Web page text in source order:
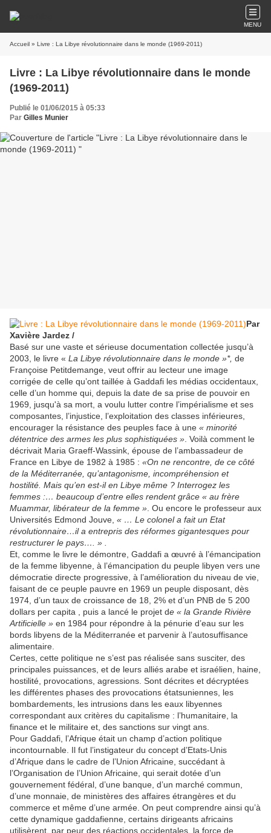
MENU
Accueil » Livre : La Libye révolutionnaire dans le monde (1969-2011)
Livre : La Libye révolutionnaire dans le monde
(1969-2011)
Publié le 01/06/2015 à 05:33
Par Gilles Munier
Par
Xavière Jardez /
Basé sur une vaste et sérieuse documentation collectée jusqu’à
2003, le livre « La Libye révolutionnaire dans le monde »*, de
Françoise Petitdemange, veut offrir au lecteur une image
corrigée de celle qu’ont taillée à Gaddafi les médias occidentaux,
celle d’un homme qui, depuis la date de sa prise de pouvoir en
1969, jusqu'à sa mort, a voulu lutter contre l’impérialisme et ses
composantes, l’injustice, l’exploitation des classes inférieures,
encourager la résistance des peuples face à une « minorité
détentrice des armes les plus sophistiquées » . Voilà comment le
décrivait Maria Graeff-Wassink, épouse de l’ambassadeur de
France en Libye de 1982 à 1985 : «On ne rencontre, de ce côté
de la Méditerranée, qu’antagonisme, incompréhension et
hostilité. Mais qu’en est-il en Libye même ? Interrogez les
femmes :… beaucoup d’entre elles rendent grâce « au frère
Muammar, libérateur de la femme » . Ou encore le professeur aux
Universités Edmond Jouve, « … Le colonel a fait un Etat
révolutionnaire…il a entrepris des réformes gigantesques pour
restructurer le pays…. » .
Et, comme le livre le démontre, Gaddafi a œuvré à l’émancipation
de la femme libyenne, à l’émancipation du peuple libyen vers une
démocratie directe progressive, à l’amélioration du niveau de vie,
faisant de ce peuple pauvre en 1969 un peuple disposant, dès
1974, d’un taux de croissance de 18, 2% et d’un PNB de 5 200
dollars per capita , puis a lancé le projet de « la Grande Rivière
Artificielle » en 1984 pour répondre à la pénurie d’eau sur les
bords libyens de la Méditerranée et parvenir à l’autosuffisance
alimentaire.
Certes, cette politique ne s’est pas réalisée sans susciter, des
principales puissances, et de leurs alliés arabe et israélien, haine,
hostilité, provocations, agressions. Sont décrites et décryptées
les différentes phases des provocations étatsuniennes, les
bombardements, les intrusions dans les eaux libyennes
correspondant aux critères du capitalisme : l’humanitaire, la
finance et le militaire et, des sanctions sur vingt ans.
Pour Gaddafi, l’Afrique était un champ d’action politique
incontournable. Il fut l’instigateur du concept d’Etats-Unis
d’Afrique dans le cadre de l’Union Africaine, succédant à
l’Organisation de l’Union Africaine, qui serait dotée d’un
gouvernement fédéral, d’une banque, d’un marché commun,
d’une monnaie, de ministères des affaires étrangères et du
commerce et même d’une armée. On peut comprendre ainsi qu’à
cette dynamique gaddafienne, certains dirigeants africains
utilisèrent, par peur des réactions occidentales, la force de